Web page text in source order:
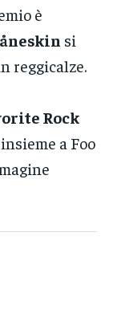
è
si
reggicalze.
Rock
a Foo